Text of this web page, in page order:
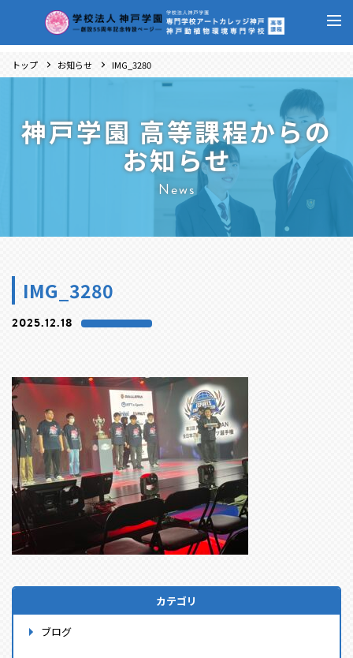
トップ お知らせ IMG_3280
神戸学園 高等課程からの
お知らせ
News
IMG_3280
2025.12.18
カテゴリ
ブログ